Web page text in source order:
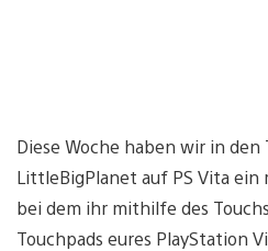
Diese Woche haben wir in
LittleBigPlanet auf PS Vita ein
bei dem ihr mithilfe des
Touchpads eures PlayStation